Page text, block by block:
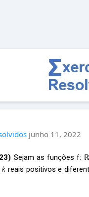
junho 11, 2022
Sejam as funções f:
k reais positivos e